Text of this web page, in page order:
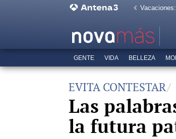
GENTE VIDA BELLEZA
EVITA CONTESTAR
Las
la futura